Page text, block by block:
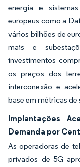
energia e
europeus como a
vários bilhões de
mais e
investimentos
os preços dos
interconexão e
base em métricas
Implantações
Demanda por
As operadoras de
privados de 5G